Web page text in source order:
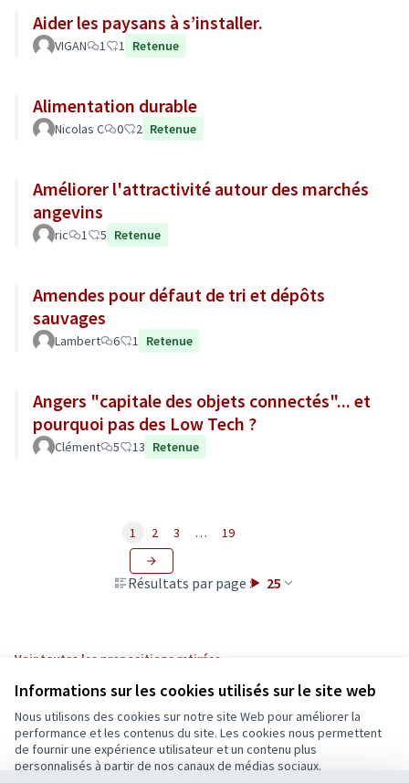
Informations sur les cookies utilisés sur le site web
Nous utilisons des cookies sur notre site Web pour améliorer la
performance et les contenus du site. Les cookies nous permettent
de fournir une expérience utilisateur et un contenu plus
personnalisés à partir de nos canaux de médias sociaux.
Aider les paysans à s’installer.
VIGAN 1 1 Retenue
Alimentation durable
Nicolas C 0 2 Retenue
Améliorer l'attractivité autour des marchés
angevins
ric 1 5 Retenue
Amendes pour défaut de tri et dépôts
sauvages
Lambert 6 1 Retenue
Angers "capitale des objets connectés"... et
pourquoi pas des Low Tech ?
Clément 5 13 Retenue
Résultats par page : 25
1 2 3 … 19
Voir toutes les propositions retirées
Conditions d'utilisation
Paramètres des cookies
Ecrivons Angers sur X
Ecrivons Angers sur Facebook